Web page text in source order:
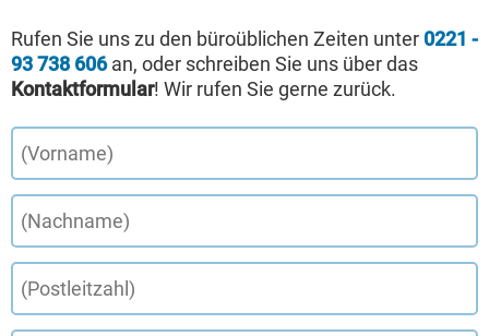
Rufen Sie uns zu den büroüblichen Zeiten unter 0221 -
93 738 606an, oder schreiben Sie uns über das
Kontaktformular! Wir rufen Sie gerne zurück.